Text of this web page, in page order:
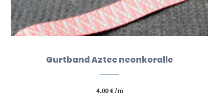
Gurtband Aztec neonkoralle
4,00€/m